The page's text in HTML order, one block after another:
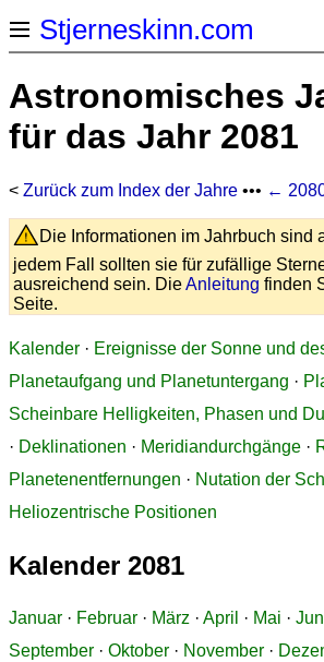
Stjerneskinn.com
Astronomisches
für das Jahr 2081
< Zurück zum Index der Jahre ••• ←
Die Informationen im Jahrbuch sind
jedem Fall sollten sie für zufällige
ausreichend sein. DieAnleitung finden
Seite.
Kalender · Ereignisse der Sonne und
Planetaufgang und Planetuntergang ·
Scheinbare Helligkeiten, Phasen und
· Deklinationen · Meridiandurchgänge ·
Planetenentfernungen · Nutation der
Heliozentrische Positionen
Kalender 2081
Januar · Februar · März · April · Mai ·
September · Oktober · November ·